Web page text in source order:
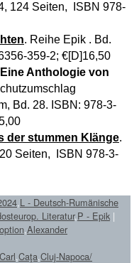
124 Seiten, ISBN 978-
. Reihe Epik . Bd.
359-2; €[D]16,50
Anthologie von
Bd. 28. ISBN: 978-3-
der stummen Klänge.
Seiten, ISBN 978-3-
,L - Deutsch-Rumänische
Literatur,P - Epik |
,Alexander
Carl,Caţa,Cluj-Napoca/